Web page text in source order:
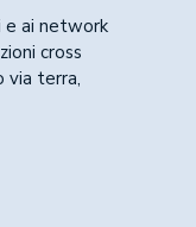
e ai network
cross
via terra,